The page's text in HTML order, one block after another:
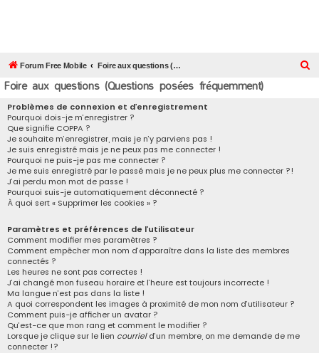
Forum Free Mobile Foire aux questions (Questions posées fréquemment)
Foire aux questions (Questions posées fréquemment)
Problèmes de connexion et d’enregistrement
Pourquoi dois-je m’enregistrer ?
Que signifie COPPA ?
Je souhaite m’enregistrer, mais je n’y parviens pas !
Je suis enregistré mais je ne peux pas me connecter !
Pourquoi ne puis-je pas me connecter ?
Je me suis enregistré par le passé mais je ne peux plus me connecter ?!
J’ai perdu mon mot de passe !
Pourquoi suis-je automatiquement déconnecté ?
À quoi sert « Supprimer les cookies » ?
Paramètres et préférences de l’utilisateur
Comment modifier mes paramètres ?
Comment empêcher mon nom d’apparaître dans la liste des membres
connectés ?
Les heures ne sont pas correctes !
J’ai changé mon fuseau horaire et l’heure est toujours incorrecte !
Ma langue n’est pas dans la liste !
A quoi correspondent les images à proximité de mon nom d’utilisateur ?
Comment puis-je afficher un avatar ?
Qu’est-ce que mon rang et comment le modifier ?
Lorsque je clique sur le lien courrield’un membre, on me demande de me
connecter !?